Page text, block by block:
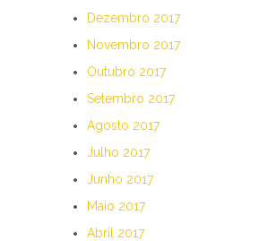
Dezembro 2017
Novembro 2017
Outubro 2017
Setembro 2017
Agosto 2017
Julho 2017
Junho 2017
Maio 2017
Abril 2017